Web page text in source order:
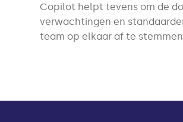
Copilot helpt tevens om de
verwachtingen en
team op elkaar af te stemmen.